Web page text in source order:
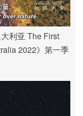
利亚 The First
2022》第一季